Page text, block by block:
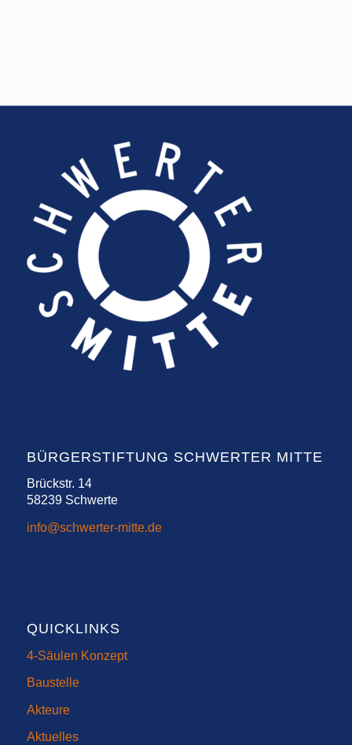
BÜRGERSTIFTUNG SCHWERTER MITTE
Brückstr. 14
58239 Schwerte
info@schwerter-mitte.de
QUICKLINKS
4-Säulen Konzept
Baustelle
Akteure
Aktuelles